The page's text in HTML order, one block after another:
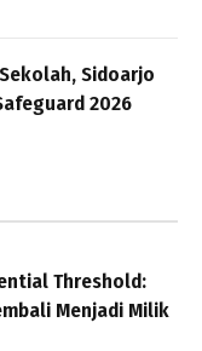
Sidoarjo
2026
Threshold:
Menjadi Milik